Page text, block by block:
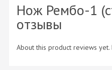
Нож Рембо-1
отзывы
About this product reviews yet.